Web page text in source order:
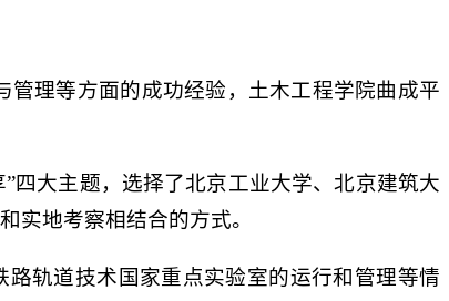
理等方面的成功经验，土木工程学院曲成平
四大主题，选择了北京工业大学、北京建筑大
实地考察相结合的方式。
轨道技术国家重点实验室的运行和管理等情